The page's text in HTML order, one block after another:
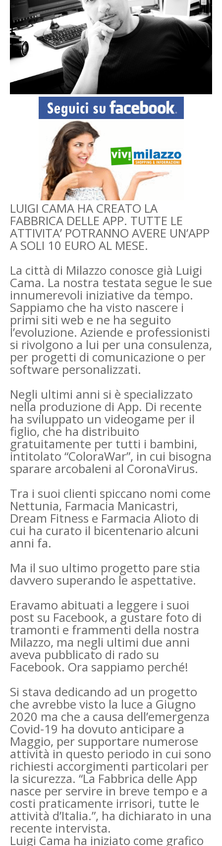
LUIGI CAMA HA CREATO LA
FABBRICA DELLE APP. TUTTE LE
ATTIVITA’ POTRANNO AVERE UN’APP
A SOLI 10 EURO AL MESE.
La città di Milazzo conosce già Luigi
Cama. La nostra testata segue le sue
innumerevoli iniziative da tempo.
Sappiamo che ha visto nascere i
primi siti web e ne ha seguito
l’evoluzione. Aziende e professionisti
si rivolgono a lui per una consulenza,
per progetti di comunicazione o per
software personalizzati.
Negli ultimi anni si è specializzato
nella produzione di App. Di recente
ha sviluppato un videogame per il
figlio, che ha distribuito
gratuitamente per tutti i bambini,
intitolato “ColoraWar”, in cui bisogna
sparare arcobaleni al CoronaVirus.
Tra i suoi clienti spiccano nomi come
Nettunia, Farmacia Manicastri,
Dream Fitness e Farmacia Alioto di
cui ha curato il bicentenario alcuni
anni fa.
Ma il suo ultimo progetto pare stia
davvero superando le aspettative.
Eravamo abituati a leggere i suoi
post su Facebook, a gustare foto di
tramonti e frammenti della nostra
Milazzo, ma negli ultimi due anni
aveva pubblicato di rado su
Facebook. Ora sappiamo perché!
Si stava dedicando ad un progetto
che avrebbe visto la luce a Giugno
2020 ma che a causa dell’emergenza
Covid-19 ha dovuto anticipare a
Maggio, per supportare numerose
attività in questo periodo in cui sono
richiesti accorgimenti particolari per
la sicurezza. “La Fabbrica delle App
nasce per servire in breve tempo e a
costi praticamente irrisori, tutte le
attività d’Italia.”, ha dichiarato in una
recente intervista.
Luigi Cama ha iniziato come grafico